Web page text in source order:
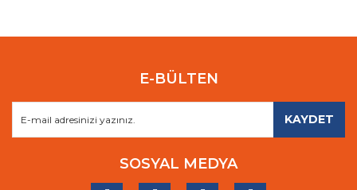
E-BÜLTEN
KAYDET
SOSYAL MEDYA